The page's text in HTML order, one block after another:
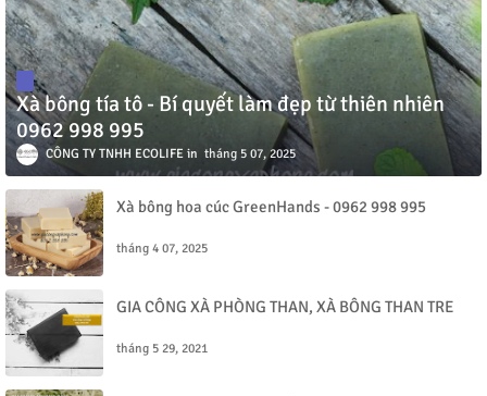
Xà bông tía tô - Bí quyết làm đẹp từ thiên nhiên
0962 998 995
CÔNG TY TNHH ECOLIFE tháng 5 07, 2025
Xà bông hoa cúc GreenHands - 0962 998 995
tháng 4 07, 2025
GIA CÔNG XÀ PHÒNG THAN, XÀ BÔNG THAN TRE
tháng 5 29, 2021